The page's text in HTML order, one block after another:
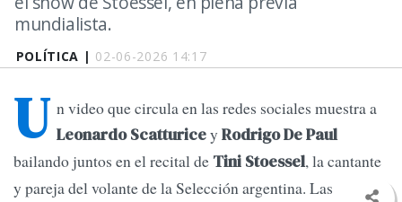
POLÍTICA | 02-06-2026 14:17
mundialista.
U n video que circula en las redes sociales muestra a
Leonardo Scatturicey Rodrigo De Paul
bailando juntos en el recital de Tini Stoessel, la cantante
y pareja del volante de la Selección argentina. Las